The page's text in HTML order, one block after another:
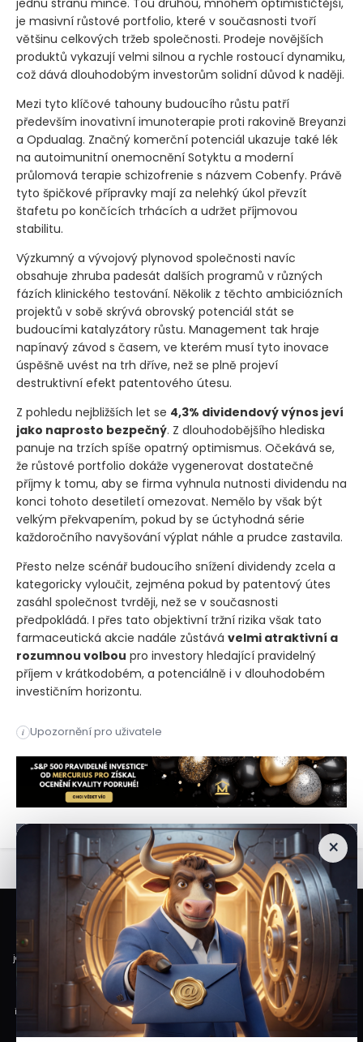
jednu stranu mince. Tou druhou, mnohem optimističtější,
je masivní růstové portfolio, které v současnosti tvoří
většinu celkových tržeb společnosti. Prodeje novějších
produktů vykazují velmi silnou a rychle rostoucí dynamiku,
což dává dlouhodobým investorům solidní důvod k naději.
Mezi tyto klíčové tahouny budoucího růstu patří
především inovativní imunoterapie proti rakovině Breyanzi
a Opdualag. Značný komerční potenciál ukazuje také lék
na autoimunitní onemocnění Sotyktu a moderní
průlomová terapie schizofrenie s názvem Cobenfy. Právě
tyto špičkové přípravky mají za nelehký úkol převzít
štafetu po končících trhácích a udržet příjmovou
stabilitu.
Výzkumný a vývojový plynovod společnosti navíc
obsahuje zhruba padesát dalších programů v různých
fázích klinického testování. Několik z těchto ambiciózních
projektů v sobě skrývá obrovský potenciál stát se
budoucími katalyzátory růstu. Management tak hraje
napínavý závod s časem, ve kterém musí tyto inovace
úspěšně uvést na trh dříve, než se plně projeví
destruktivní efekt patentového útesu.
Z pohledu nejbližších let se 4,3% dividendový výnos jeví
jako naprosto bezpečný. Z dlouhodobějšího hlediska
panuje na trzích spíše opatrný optimismus. Očekává se,
že růstové portfolio dokáže vygenerovat dostatečné
příjmy k tomu, aby se firma vyhnula nutnosti dividendu na
konci tohoto desetiletí omezovat. Nemělo by však být
velkým překvapením, pokud by se úctyhodná série
každoročního navyšování výplat náhle a prudce zastavila.
Přesto nelze scénář budoucího snížení dividendy zcela a
kategoricky vyloučit, zejména pokud by patentový útes
zasáhl společnost tvrději, než se v současnosti
předpokládá. I přes tato objektivní tržní rizika však tato
farmaceutická akcie nadále zůstává velmi atraktivní a
rozumnou volbou pro investory hledající pravidelný
příjem v krátkodobém, a potenciálně i v dlouhodobém
investičním horizontu.
i Upozornění pro uživatele
Farmaceutický gigant nabízí nadstandardní dividendový
×
Veškeré informace a materiály zveřejněné na internetových stránkách
Burzovního Světa vycházejí z veřejně dostupných a důvěryhodných zdrojů. Při
jejich zpracování je postupováno s odbornou péčí a cílem poskytovat čtenářům
objektivní, aktuální a srozumitelné informace. Obsah internetových stránek
slouží výhradně k informačním a vzdělávacím účelům. Nepředstavuje
individuální investiční doporučení, investiční poradenství ani nabídku či výzvu
ke koupi nebo prodeji konkrétních finančních nástrojů. Veškeré názory, odhady,